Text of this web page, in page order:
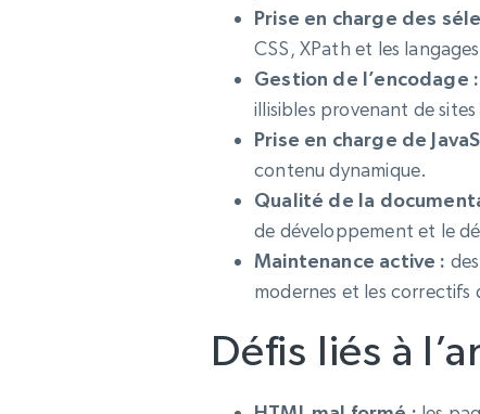
Prise en charge des
CSS, XPath et les
Gestion de l’encodage :
illisibles provenant de
Prise en charge de
contenu dynamique.
Qualité de la
de développement et le
Maintenance active :
modernes et les correctifs
Défis liés à